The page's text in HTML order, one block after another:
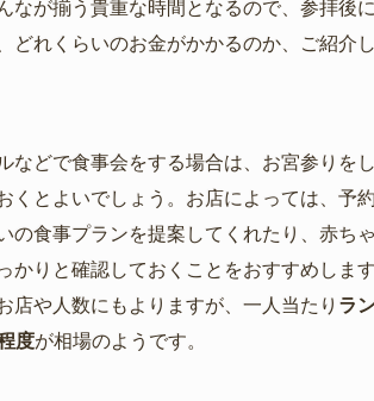
なが揃う貴重な時間となるので、参拝後
どれくらいのお金がかかるのか、ご紹介し
などで食事会をする場合は、お宮参りを
くとよいでしょう。お店によっては、予
の食事プランを提案してくれたり、赤ち
かりと確認しておくことをおすすめします
店や人数にもよりますが、一人当たり ラ
度が相場のようです。